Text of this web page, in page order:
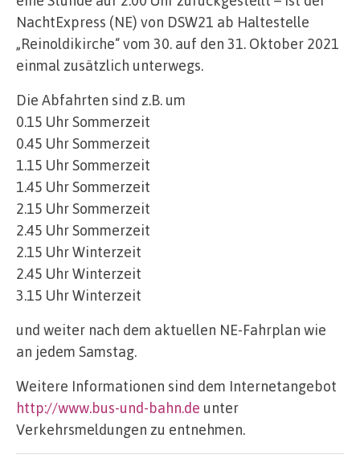
NachtExpress (NE) von DSW21 ab Haltestelle
„Reinoldikirche“ vom 30. auf den 31. Oktober 2021
einmal zusätzlich unterwegs.
Die Abfahrten sind z.B. um
0.15 Uhr Sommerzeit
0.45 Uhr Sommerzeit
1.15 Uhr Sommerzeit
1.45 Uhr Sommerzeit
2.15 Uhr Sommerzeit
2.45 Uhr Sommerzeit
2.15 Uhr Winterzeit
2.45 Uhr Winterzeit
3.15 Uhr Winterzeit
und weiter nach dem aktuellen NE-Fahrplan wie
an jedem Samstag.
Weitere Informationen sind dem Internetangebot
http://www.bus-und-bahn.de unter
Verkehrsmeldungen zu entnehmen.